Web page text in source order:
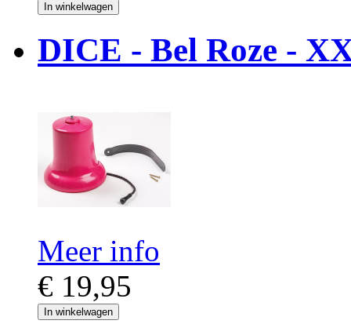
In winkelwagen
DICE - Bel Roze -
Meer info
€ 19,95
In winkelwagen